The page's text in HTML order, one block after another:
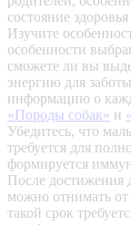
состояние
Изучите
особенности
сможете ли вы
энергию для
информацию о
«Породы собак» и
Убедитесь, что
требуется для
формируется
После достижения
можно отнимать
такой срок